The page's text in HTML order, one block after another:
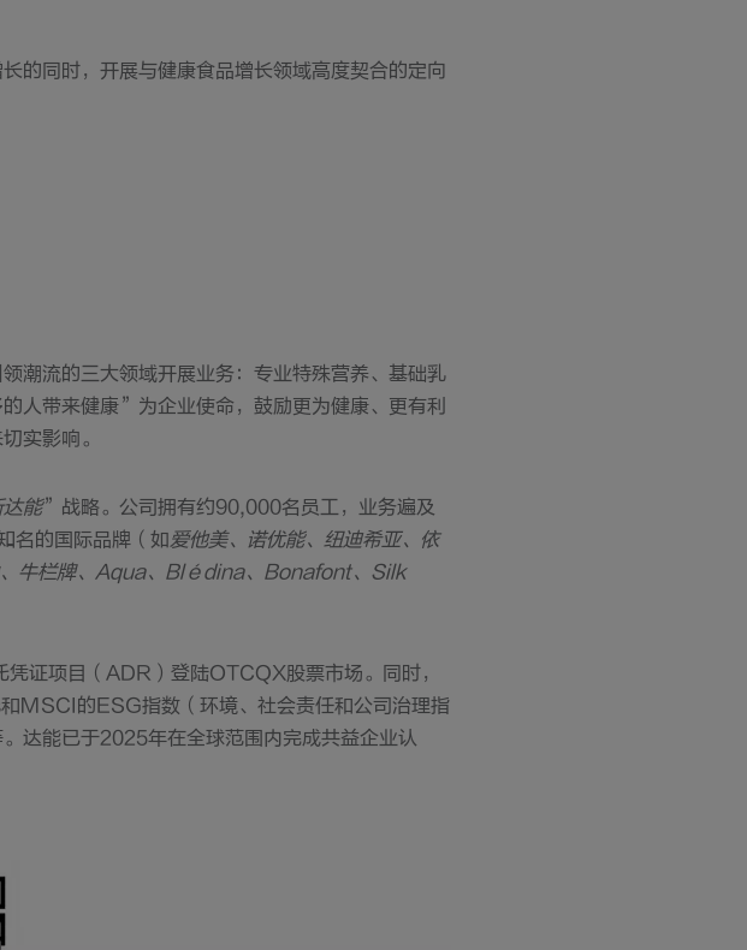
的同时，开展与健康食品增长领域高度契合的定向
潮流的三大领域开展业务：专业特殊营养、基础乳
人带来健康”为企业使命，鼓励更为健康、更有利
实影响。
达能”战略。公司拥有约90,000名员工，业务遍及
名的国际品牌（如爱他美、诺优能、纽迪希亚、依
牛栏牌、Aqua、Blédina、Bonafont、Silk
证项目（ADR）登陆OTCQX股票市场。同时，
MSCI的ESG指数（环境、社会责任和公司治理指
达能已于2025年在全球范围内完成共益企业认